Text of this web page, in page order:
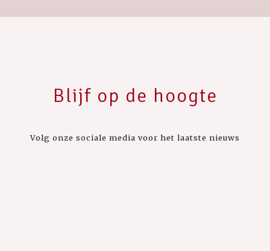
Blijf op de hoogte
Volg onze sociale media voor het laatste nieuws